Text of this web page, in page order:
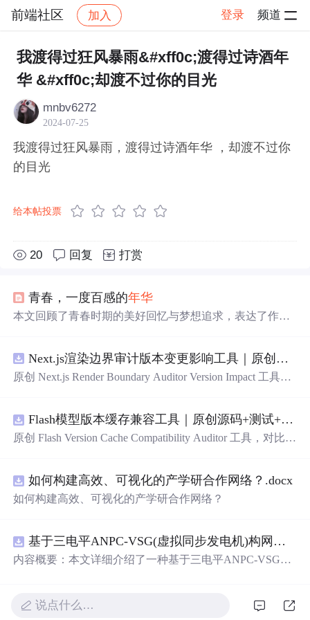
前端社区 加入 登录 频道
社区 前端社区 感慨 帖子详情
我渡得过狂风暴雨&#xff0c;渡得过诗酒年
华 &#xff0c;却渡不过你的目光
mnbv6272
2024-07-25
我渡得过狂风暴雨，渡得过诗酒年华 ，却渡不过你
的目光
给本帖投票
20 回复 打赏
青春，一度百感的年华
本文回顾了青春时期的美好回忆与梦想追求，表达了作者
Next.js渲染边界审计版本变更影响工具｜原创源码+测试+离线报告
原创 Next.js Render Boundary Auditor Version Impact 工具，
入约定、规则参数、结果结构和风险项，识别变更影响。
压缩包包含完整源码、3 项自动化测试、可复现合成示
原创与授权声明。运行时零第三方依赖，不包含热点产品
或开源项目源码、Logo、官方截图、论文、生产日志或其
他受限素材。
Flash模型版本缓存兼容工具｜原创源码+测试+离线报告
原创 Flash Version Cache Compatibility Auditor 工具，对比两
复现合成示例、离线 HTML/JSON/SVG 报告、1080×720
真实运行效果图、README、运行说明、功能清单、MIT
日志或其他受限素材。
如何构建高效、可视化的产学研合作网络？.docx
如何构建高效、可视化的产学研合作网络？
基于三电平ANPC-VSG(虚拟同步发电机)构网型逆变器控制+双闭环+中点电位平衡控制
内容概要：本文详细介绍了一种基于三电平ANPC-VSG
能系统并网的Simulink仿真模型。该模型为未发表的原创研
说点什么…